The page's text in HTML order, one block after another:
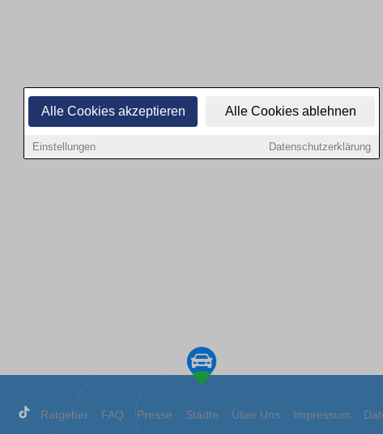
Alle Cookies akzeptieren Alle Cookies ablehnen
Einstellungen Datenschutzerklärung
Ratgeber FAQ Presse Städte Über Uns Impressum